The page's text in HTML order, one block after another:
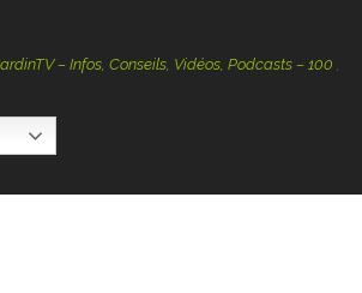
– Infos, Conseils, Vidéos, Podcasts – 100 %